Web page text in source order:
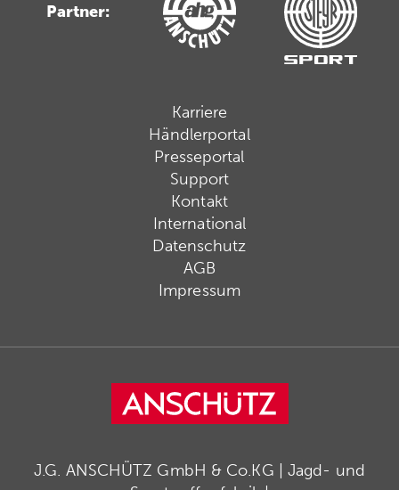
Partner:
Karriere
Händlerportal
Presseportal
Support
Kontakt
International
Datenschutz
AGB
Impressum
J.G. ANSCHÜTZ GmbH & Co.KG | Jagd- und